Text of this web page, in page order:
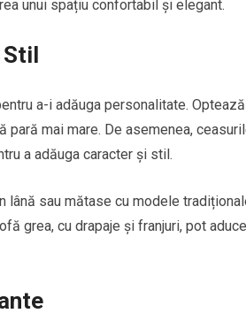
unui spațiu confortabil și elegant.
a-i adăuga personalitate. Optează
mai mare. De asemenea,
a adăuga caracter și stil.
lână sau mătase cu modele
grea, cu drapaje și franjuri, pot